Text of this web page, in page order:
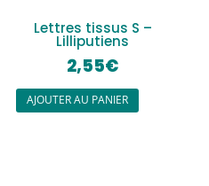
Lettres tissus S –
Lilliputiens
2,55€
AJOUTER AU PANIER